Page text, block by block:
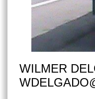
WILMER